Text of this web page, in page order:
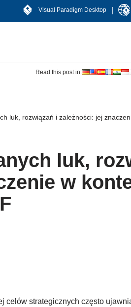
Visual Paradigm Desktop
Read this post in:
luk, rozwiązań i zależności: jej
luk,
w
celów strategicznych często